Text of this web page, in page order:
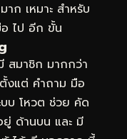
เหมาะ สำหรับ
ไป อีก ขั้น
สมาชิก มากกว่า
งแต่ คำถาม มือ
บบ โหวต ช่วย คัด
ด้านบน และ มี